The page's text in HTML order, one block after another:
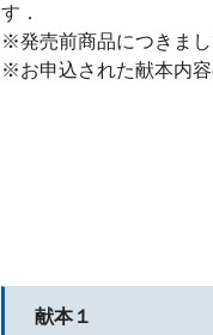
す．
※発売前商品につきまし
※お申込された献本内容
献本１